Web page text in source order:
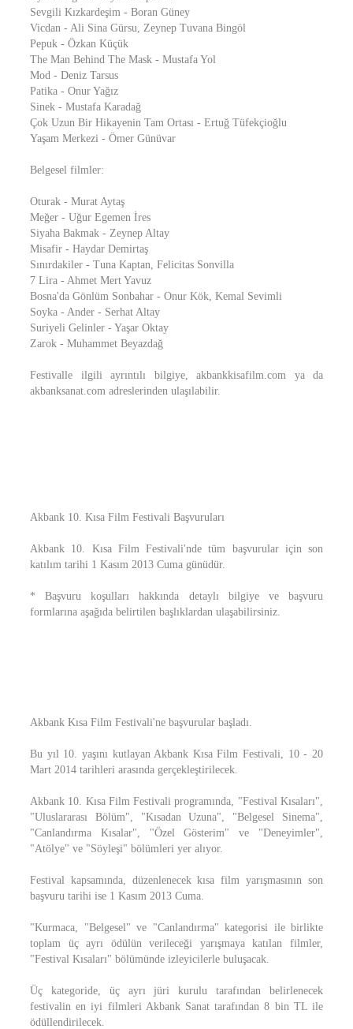
Sevgili Kızkardeşim - Boran Güney
Vicdan - Ali Sina Gürsu, Zeynep Tuvana Bingöl
Pepuk - Özkan Küçük
The Man Behind The Mask - Mustafa Yol
Mod - Deniz Tarsus
Patika - Onur Yağız
Sinek - Mustafa Karadağ
Çok Uzun Bir Hikayenin Tam Ortası - Ertuğ Tüfekçioğlu
Yaşam Merkezi - Ömer Günüvar
Belgesel filmler:
Oturak - Murat Aytaş
Meğer - Uğur Egemen İres
Siyaha Bakmak - Zeynep Altay
Misafir - Haydar Demirtaş
Sınırdakiler - Tuna Kaptan, Felicitas Sonvilla
7 Lira - Ahmet Mert Yavuz
Bosna'da Gönlüm Sonbahar - Onur Kök, Kemal Sevimli
Soyka - Ander - Serhat Altay
Suriyeli Gelinler - Yaşar Oktay
Zarok - Muhammet Beyazdağ
Festivalle ilgili ayrıntılı bilgiye, akbankkisafilm.com ya da
akbanksanat.com adreslerinden ulaşılabilir.
Akbank 10. Kısa Film Festivali Başvuruları
Akbank 10. Kısa Film Festivali'nde tüm başvurular için son
katılım tarihi 1 Kasım 2013 Cuma günüdür.
* Başvuru koşulları hakkında detaylı bilgiye ve başvuru
formlarına aşağıda belirtilen başlıklardan ulaşabilirsiniz.
Akbank Kısa Film Festivali'ne başvurular başladı.
Bu yıl 10. yaşını kutlayan Akbank Kısa Film Festivali, 10 - 20
Mart 2014 tarihleri arasında gerçekleştirilecek.
Akbank 10. Kısa Film Festivali programında, "Festival Kısaları",
"Uluslararası Bölüm", "Kısadan Uzuna", "Belgesel Sinema",
"Canlandırma Kısalar", "Özel Gösterim" ve "Deneyimler",
"Atölye" ve "Söyleşi" bölümleri yer alıyor.
Festival kapsamında, düzenlenecek kısa film yarışmasının son
başvuru tarihi ise 1 Kasım 2013 Cuma.
"Kurmaca, "Belgesel" ve "Canlandırma" kategorisi ile birlikte
toplam üç ayrı ödülün verileceği yarışmaya katılan filmler,
"Festival Kısaları" bölümünde izleyicilerle buluşacak.
Üç kategoride, üç ayrı jüri kurulu tarafından belirlenecek
festivalin en iyi filmleri Akbank Sanat tarafından 8 bin TL ile
ödüllendirilecek.